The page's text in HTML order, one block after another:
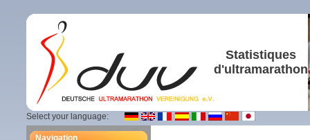
Statistiques
d'ultramarathon
Select your language:
Navigation